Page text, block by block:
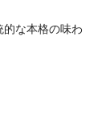
的な本格の味わ